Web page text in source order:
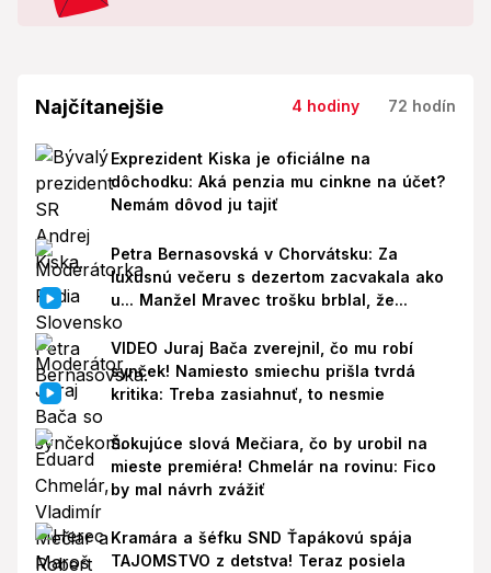
Najčítanejšie 4 hodiny 72 hodín
Exprezident Kiska je oficiálne na
dôchodku: Aká penzia mu cinkne na účet?
Nemám dôvod ju tajiť
Petra Bernasovská v Chorvátsku: Za
luxusnú večeru s dezertom zacvakala ako
u... Manžel Mravec trošku brblal, že...
VIDEO Juraj Bača zverejnil, čo mu robí
synček! Namiesto smiechu prišla tvrdá
kritika: Treba zasiahnuť, to nesmie
Šokujúce slová Mečiara, čo by urobil na
mieste premiéra! Chmelár na rovinu: Fico
by mal návrh zvážiť
Kramára a šéfku SND Ťapákovú spája
TAJOMSTVO z detstva! Teraz posiela